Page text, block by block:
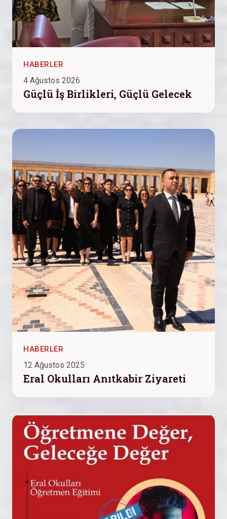
HABERLER
4 Ağustos 2026
Güçlü İş Birlikleri, Güçlü Gelecek
HABERLER
12 Ağustos 2025
Eral Okulları Anıtkabir Ziyareti